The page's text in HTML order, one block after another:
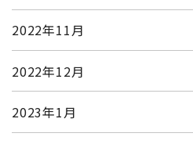
2022年11月
2022年12月
2023年1月